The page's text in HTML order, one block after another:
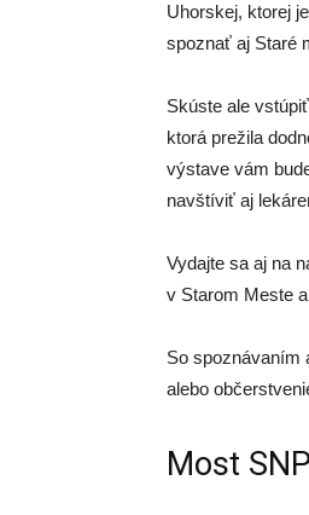
Uhorskej, ktorej
spoznať aj Staré
Skúste ale
ktorá prežila
výstave vám
navštíviť aj
Vydajte sa aj na
v Starom Meste
So spoznávaním
alebo
Most